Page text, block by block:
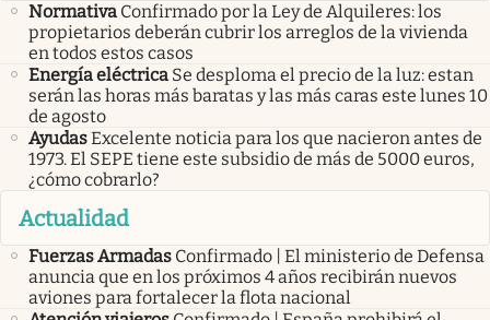
Normativa Confirmado por la Ley de Alquileres: los
propietarios deberán cubrir los arreglos de la vivienda
en todos estos casos
Energía eléctrica Se desploma el precio de la luz: estan
serán las horas más baratas y las más caras este lunes 10
de agosto
AyudasExcelente noticia para los que nacieron antes de
1973. El SEPE tiene este subsidio de más de 5000 euros,
¿cómo cobrarlo?
Actualidad
Fuerzas Armadas Confirmado | El ministerio de Defensa
anuncia que en los próximos 4 años recibirán nuevos
aviones para fortalecer la flota nacional